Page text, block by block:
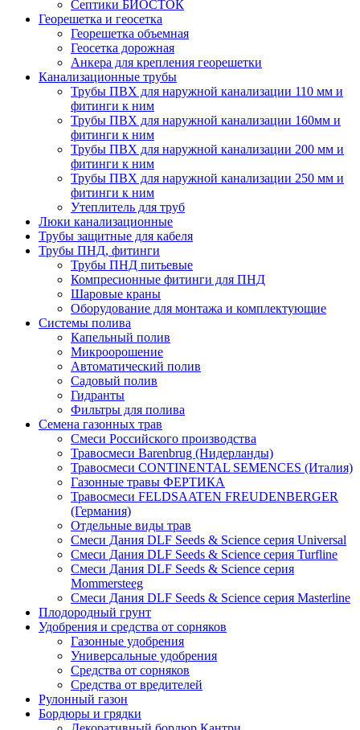
Септики БИОСТОК
Георешетка и геосетка
Георешетка объемная
Геосетка дорожная
Анкера для крепления георешетки
Канализационные трубы
Трубы ПВХ для наружной канализации 110 мм и
фитинги к ним
Трубы ПВХ для наружной канализации 160мм и
фитинги к ним
Трубы ПВХ для наружной канализации 200 мм и
фитинги к ним
Трубы ПВХ для наружной канализации 250 мм и
фитинги к ним
Утеплитель для труб
Люки канализационные
Трубы защитные для кабеля
Трубы ПНД, фитинги
Трубы ПНД питьевые
Компресионные фитинги для ПНД
Шаровые краны
Оборудование для монтажа и комплектующие
Системы полива
Капельный полив
Микроорошение
Автоматический полив
Садовый полив
Гидранты
Фильтры для полива
Семена газонных трав
Смеси Российского производства
Травосмеси Barenbrug (Нидерланды)
Травосмеси CONTINENTAL SEMENCES (Италия)
Газонные травы ФЕРТИКА
Травосмеси FELDSAATEN FREUDENBERGER
(Германия)
Отдельные виды трав
Смеси Дания DLF Seeds & Sciеnce серия Universal
Смеси Дания DLF Seeds & Sciеnce серия Turfline
Смеси Дания DLF Seeds & Sciеnce серия
Mommersteeg
Смеси Дания DLF Seeds & Sciеnce серия Masterline
Плодородный грунт
Удобрения и средства от сорняков
Газонные удобрения
Универсальные удобрения
Средства от сорняков
Средства от вредителей
Рулонный газон
Бордюры и грядки